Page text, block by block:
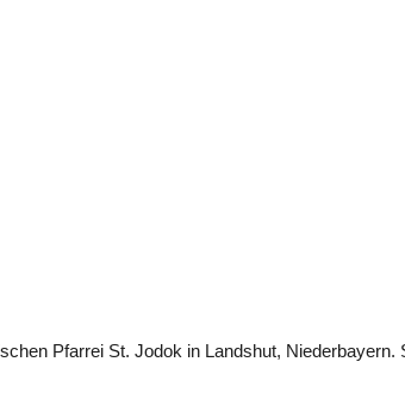
Pfarrei St. Jodok in Landshut,